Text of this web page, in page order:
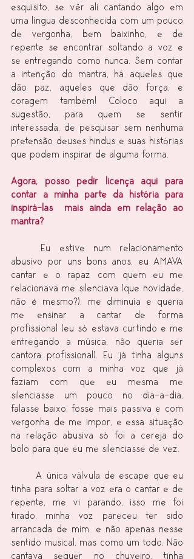
esquisito, se vêr ali cantando algo em
uma língua desconhecida com um pouco
de vergonha, bem baixinho, e de
repente se encontrar soltando a voz e
se entregando como nunca. Sem contar
a intenção do mantra, há aqueles que
dão paz, aqueles que dão força, e
coragem também! Coloco aqui a
sugestão, para quem se sentir
interessada, de pesquisar sem nenhuma
pretensão deuses hindus e suas histórias
que podem inspirar de alguma forma.
Agora, posso pedir licença aqui para
contar a minha parte da história para
inspirá-las  mais ainda em relação ao
mantra?
abusivo por uns bons anos, eu AMAVA
cantar e o rapaz com quem eu me
relacionava me silenciava (que novidade,
não é mesmo?), me diminuía e queria
me ensinar a cantar de forma
profissional (eu só estava curtindo e me
entregando a música, não queria ser
cantora profissional). Eu já tinha alguns
complexos com a minha voz que já
faziam com que eu mesma me
silenciasse um pouco no dia-a-dia,
falasse baixo, fosse mais passiva e com
vergonha de me impor, e essa situação
na relação abusiva só foi a cereja do
bolo para que eu me silenciasse de vez.
	A única válvula de escape que eu
tinha para soltar a voz era o cantar e de
repente, me vi parando, isso me foi
tirado, minha voz pareceu ter sido
arrancada de mim, e não apenas nesse
sentido musical, mas como um todo. Não
cantava sequer no chuveiro, tinha